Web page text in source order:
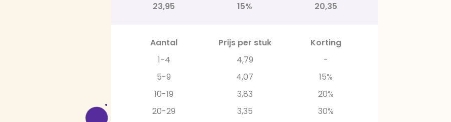
23,95
15% 20,35
Aantal Prijs per stuk
Korting
1-4
4,79
-
5-9
4,07
15%
10-19
3,83
20%
20-29
3,35
30%